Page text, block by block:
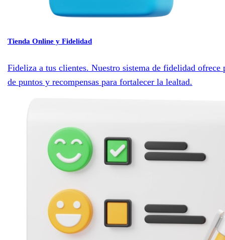
Tienda Online y Fidelidad
Fideliza a tus clientes. Nuestro sistema de fidelidad ofrece
de puntos y recompensas para fortalecer la lealtad.